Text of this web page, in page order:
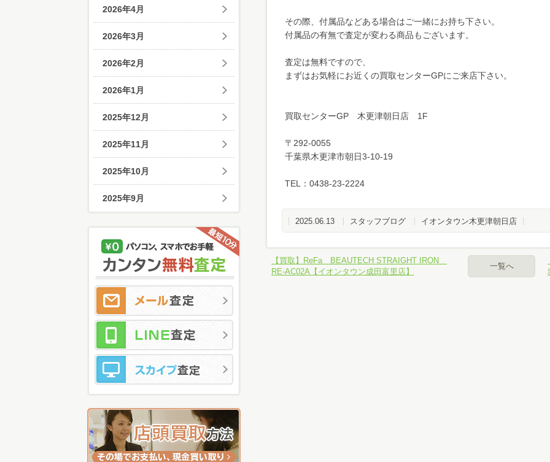
その際、付属品などある場合はご一緒にお持ち下さい。
付属品の有無で査定が変わる商品もございます。
査定は無料ですので、
まずはお気軽にお近くの買取センターGPにご来店下さい。
買取センターGP 木更津朝日店 1F
〒292-0055
千葉県木更津市朝日3-10-19
TEL：0438-23-2224
2025.06.13 スタッフブログ イオンタウン木更津朝日店
【買取】ReFa BEAUTECH STRAIGHT IRON
RE-AC02A【イオンタウン成田富里店】
一覧へ
2026年4月
2026年3月
2026年2月
2026年1月
2025年12月
2025年11月
2025年10月
2025年9月
パソコン、スマホでお手軽カンタン無料査定